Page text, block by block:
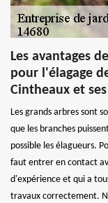
Les avantages
pour l'élagage
Cintheaux et
Les grands arbres sont
que les branches
possible les élagueurs.
faut entrer en contact
d'expérience et qui a
travaux correctement.